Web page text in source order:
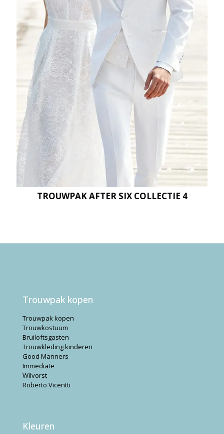
TROUWPAK AFTER SIX COLLECTIE 4
Trouwpak kopen
Trouwpak kopen
Trouwkostuum
Bruiloftsgasten
Trouwkleding kinderen
Good Manners
Immediate
Wilvorst
Roberto Vicentti
Kleuren